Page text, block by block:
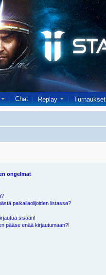
Chat Replay Turnaukset
ongelmat
paikallaolijoiden listassa?
sisään!
pääse enää kirjautumaan?!